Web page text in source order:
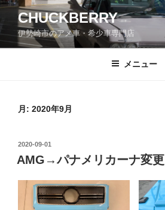
コ
テ
ン
CHUCKBERRY
伊勢崎市のアメ車・希少車専門店
メニュー
月: 2020年9月
投
稿
日:
2020-09-01
AMG→パナメリカーナ変更